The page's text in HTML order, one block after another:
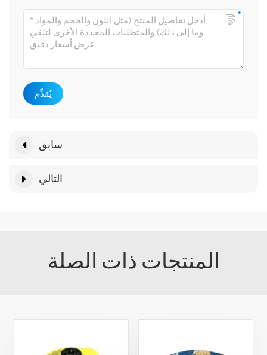
يُقدِّم
سابق
التالي
المنتجات ذات الصلة